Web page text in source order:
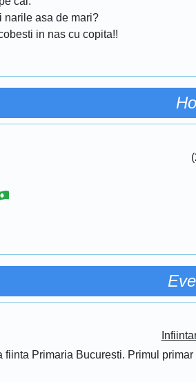
narile asa de mari?
in nas cu copita!!
fiinta Primaria Bucuresti. Primul